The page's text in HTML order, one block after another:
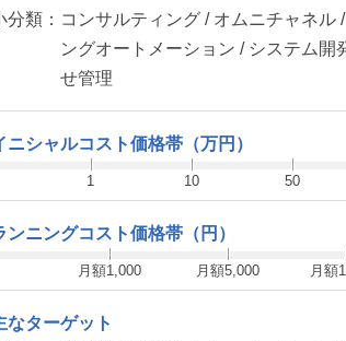
分類： コンサルティング / オムニチャネル
ングオートメーション / システム開
せ管理
ニシャルコスト価格帯（万円）
1 10 50
ンニングコスト価格帯（円）
月額1,000 月額5,000 月額
なターゲット